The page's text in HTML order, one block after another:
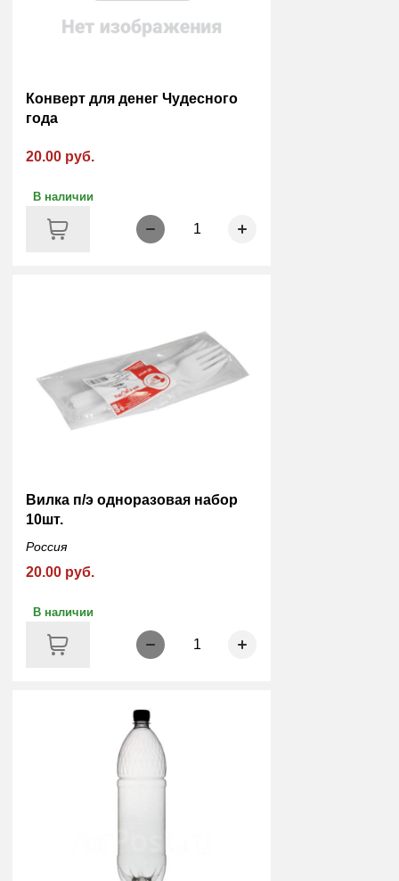
Конверт для денег Чудесного
года
20.00 руб.
В наличии
1
Вилка п/э одноразовая набор
10шт.
Россия
20.00 руб.
В наличии
1